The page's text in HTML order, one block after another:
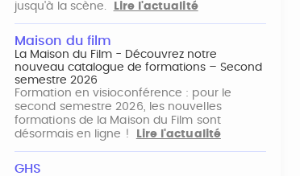
jusqu'à la scène.
Lire l'actualité
Maison du film
La Maison du Film - Découvrez notre
nouveau catalogue de formations – Second
semestre 2026
Formation en visioconférence : pour le
second semestre 2026, les nouvelles
formations de la Maison du Film sont
désormais en ligne !
Lire l'actualité
GHS